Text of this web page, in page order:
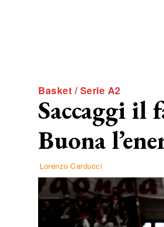
Basket / Serie A2
Saccaggi il
Buona
Lorenzo Carducci